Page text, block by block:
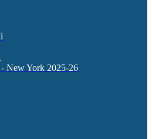
New York 2025-26